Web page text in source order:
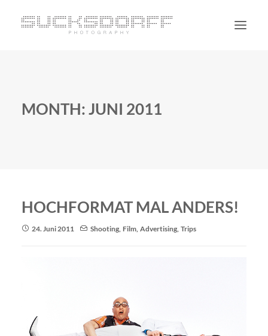
MONTH: JUNI 2011
HOCHFORMAT MAL ANDERS!
24. Juni 2011 Shooting, Film, Advertising, Trips